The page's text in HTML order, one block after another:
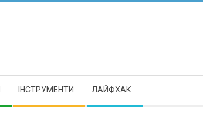
ІНСТРУМЕНТИ ЛАЙФХАК